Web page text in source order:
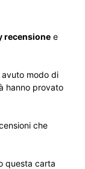
recensione e
modo di
hanno provato
che
questa carta